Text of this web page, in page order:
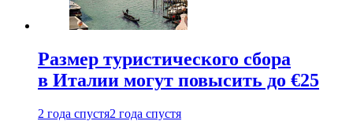
Размер туристического сбора
в Италии могут повысить до €25
2 года спустя2 года спустя